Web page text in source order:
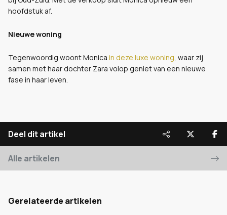
hoofdstuk af.
Nieuwe woning
Tegenwoordig woont Monica in deze luxe woning, waar zij
samen met haar dochter Zara volop geniet van een nieuwe
fase in haar leven.
Deel dit artikel
Alle artikelen
Gerelateerde artikelen